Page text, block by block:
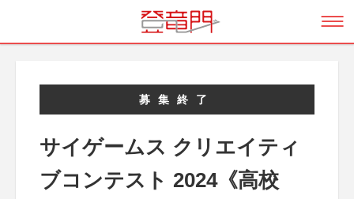
募集終了
サイゲームス クリエイティ
ブコンテスト 2024《高校